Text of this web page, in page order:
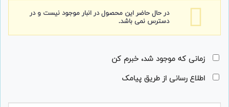
در حال حاضر این محصول در انبار موجود نیست و در
دسترس نمی باشد.
زمانی که موجود شد، خبرم کن
اطلاع رسانی از طریق پیامک